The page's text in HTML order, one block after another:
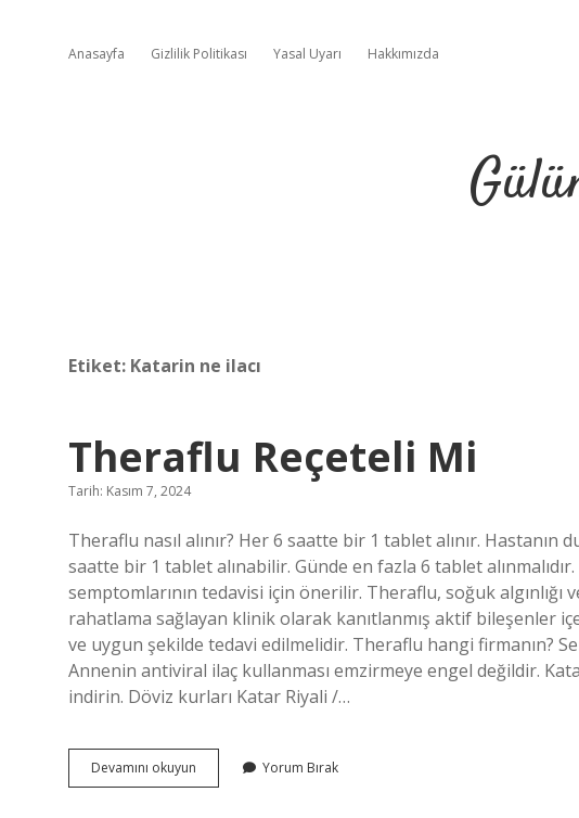
Anasayfa Gizlilik Politikası Yasal Uyarı Hakkımızda
Etiket: Katarin ne ilacı
Theraflu Reçeteli Mi
Tarih: Kasım 7, 2024
Theraflu nasıl alınır? Her 6 saatte bir 1 tablet alınır.
saatte bir 1 tablet alınabilir. Günde en fazla 6 tablet
semptomlarının tedavisi için önerilir. Theraflu, soğuk algınlığı
rahatlama sağlayan klinik olarak kanıtlanmış aktif bileşenler
ve uygun şekilde tedavi edilmelidir. Theraflu hangi firmanın?
Annenin antiviral ilaç kullanması emzirmeye engel değildir.
indirin. Döviz kurları Katar Riyali /…
Devamını okuyun Theraflu
Reçeteli
Yorum Bırak